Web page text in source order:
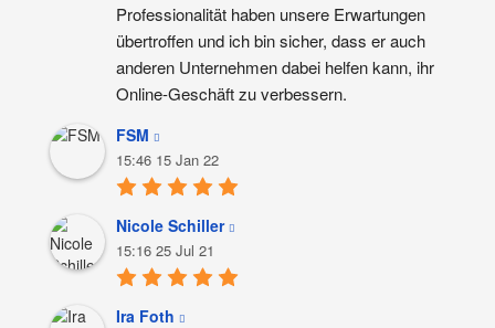
Professionalität haben unsere Erwartungen
übertroffen und ich bin sicher, dass er auch
anderen Unternehmen dabei helfen kann, ihr
Online-Geschäft zu verbessern.
FSM
15:46 15 Jan 22
Nicole Schiller
15:16 25 Jul 21
Ira Foth